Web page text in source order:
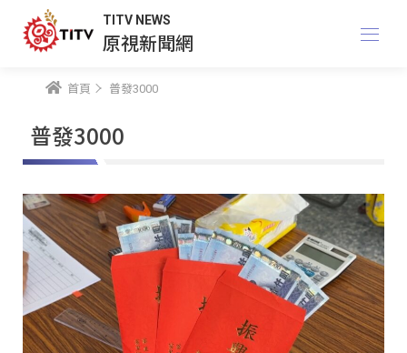
TITV NEWS
原視新聞網
首頁 普發3000
普發3000